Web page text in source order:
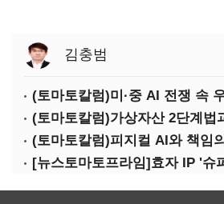
김충범
(토마토칼럼)미·중 AI 전쟁 속
(토마토칼럼)가상자산 2단계법
(토마토칼럼)피지컬 AI와 책임
[뉴스토마토프라임]효자 IP '슈